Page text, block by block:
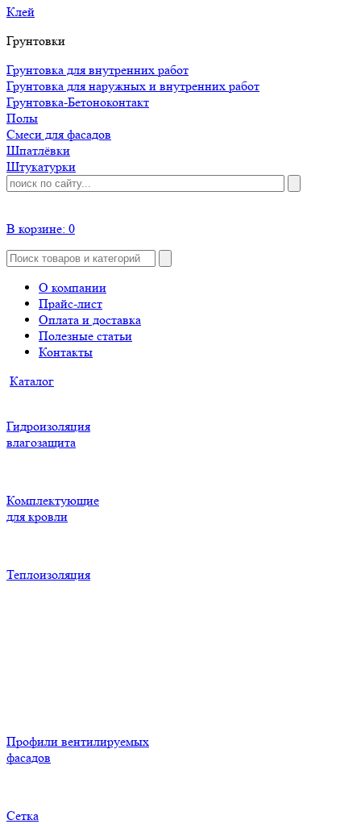
Клей
Грунтовки
Грунтовка для внутренних работ
Грунтовка для наружных и внутренних работ
Грунтовка-Бетоноконтакт
Полы
Смеси для фасадов
Шпатлёвки
Штукатурки
В корзине: 0
О компании
Прайс-лист
Оплата и доставка
Полезные статьи
Контакты
Каталог
Гидроизоляция
влагозащита
Комплектующие
для кровли
Теплоизоляция
Профили вентилируемых
фасадов
Сетка